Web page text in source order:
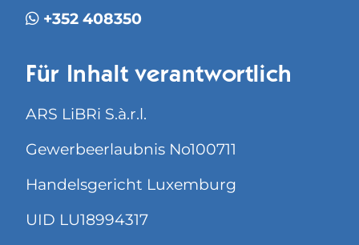
+352 408350
Für Inhalt verantwortlich
ARS LiBRi S.à.r.l.
Gewerbeerlaubnis No100711
Handelsgericht Luxemburg
UID LU18994317